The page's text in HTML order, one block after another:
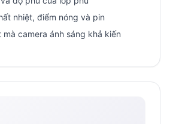
nhiệt, điểm nóng và pin
camera ánh sáng khả kiến